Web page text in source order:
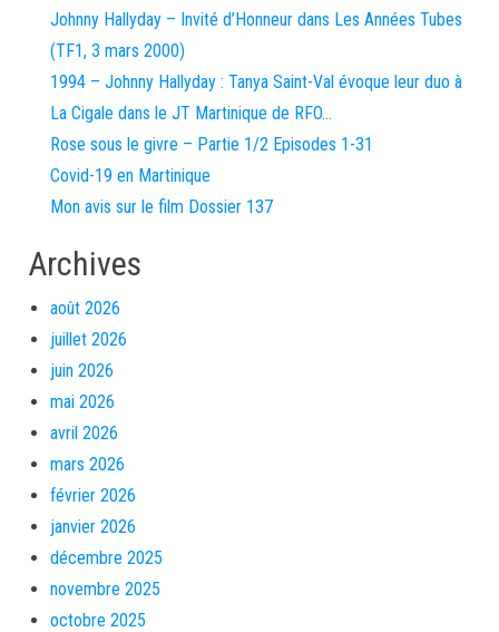
Johnny Hallyday – Invité d’Honneur dans Les Années Tubes
(TF1, 3 mars 2000)
1994 – Johnny Hallyday : Tanya Saint-Val évoque leur duo à
La Cigale dans le JT Martinique de RFO…
Rose sous le givre – Partie 1/2 Episodes 1-31
Covid-19 en Martinique
Mon avis sur le film Dossier 137
Archives
août 2026
juillet 2026
juin 2026
mai 2026
avril 2026
mars 2026
février 2026
janvier 2026
décembre 2025
novembre 2025
octobre 2025